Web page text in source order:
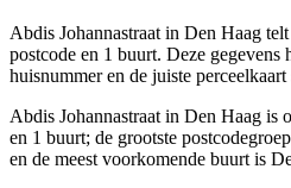
Abdis Johannastraat in Den Haag
postcode en 1 buurt. Deze gegevens
huisnummer en de juiste
Abdis Johannastraat in Den Haag is
en 1 buurt; de grootste
en de meest voorkomende buurt is